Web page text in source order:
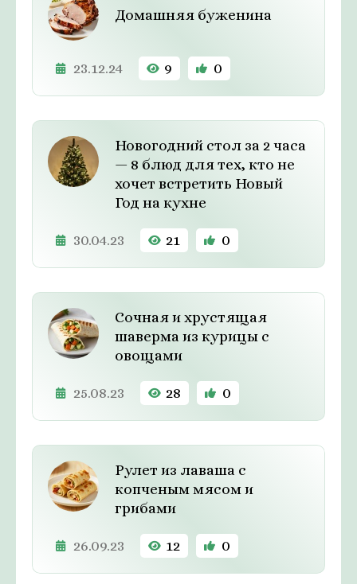
Домашняя буженина
23.12.24 9 0
Новогодний стол за 2 часа
— 8 блюд для тех, кто не
хочет встретить Новый
Год на кухне
30.04.23 21 0
Сочная и хрустящая
шаверма из курицы с
овощами
25.08.23 28 0
Рулет из лаваша с
копченым мясом и
грибами
26.09.23 12 0